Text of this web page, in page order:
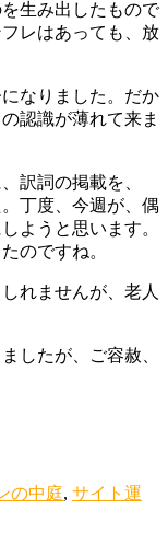
生み出したもので
レはあっても、放
なりました。だか
認識が薄れて来ま
訳詞の掲載を、
丁度、今週が、偶
ようと思います。
のですね。
れませんが、老人
したが、ご容赦、
の中庭, サイト運